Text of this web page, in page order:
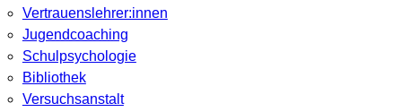
Vertrauenslehrer:innen
Jugendcoaching
Schulpsychologie
Bibliothek
Versuchsanstalt